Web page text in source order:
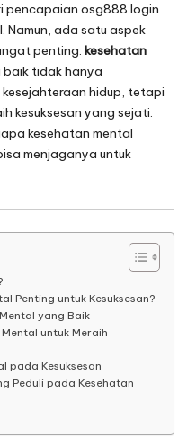
pencapaian osg888 login
Namun, ada satu aspek
penting: kesehatan
baik tidak hanya
hidup, tetapi
kesuksesan yang sejati.
kesehatan mental
menjaganya untuk
Penting untuk Kesuksesan?
yang Baik
untuk Meraih
pada Kesuksesan
Peduli pada Kesehatan